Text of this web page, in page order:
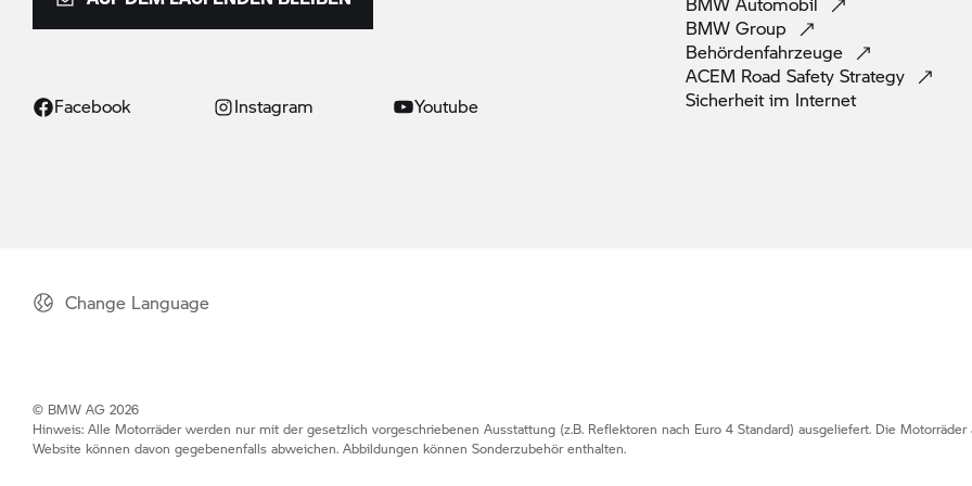
Facebook Instagram Youtube
BMW Group
Behördenfahrzeuge
ACEM Road Safety Strategy
Sicherheit im Internet
Change Language
© BMW AG 2026
Hinweis: Alle Motorräder werden nur mit der gesetzlich vorgeschriebenen Ausstattung (z.B. Reflektoren nach Euro 4 Standard) ausgeliefert. Die
Website können davon gegebenenfalls abweichen. Abbildungen können Sonderzubehör enthalten.